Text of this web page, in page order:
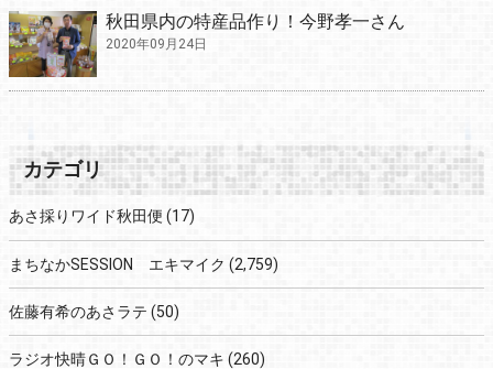
秋田県内の特産品作り！今野孝一さん
2020年09月24日
カテゴリ
あさ採りワイド秋田便 (17)
まちなかSESSION エキマイク (2,759)
佐藤有希のあさラテ (50)
ラジオ快晴ＧＯ！ＧＯ！のマキ (260)